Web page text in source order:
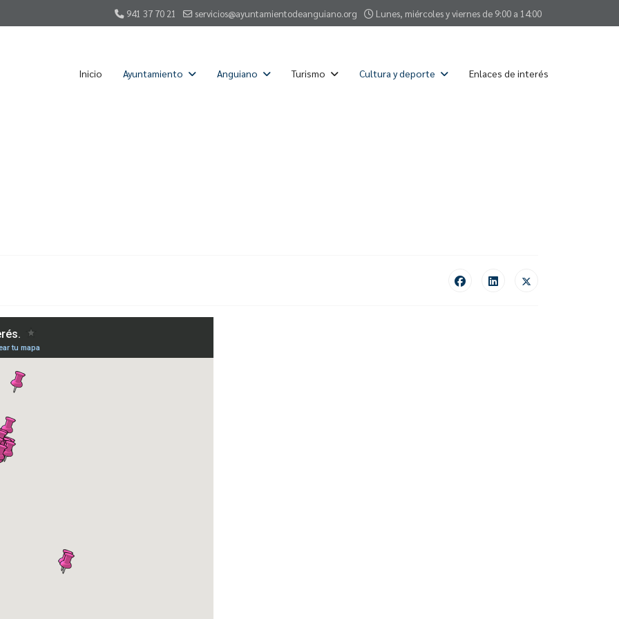
941 37 70 21 servicios@ayuntamientodeanguiano.org Lunes, miércoles y viernes de 9:00 a 14:00
Inicio Ayuntamiento Anguiano Turismo Cultura y deporte Enlaces de interés